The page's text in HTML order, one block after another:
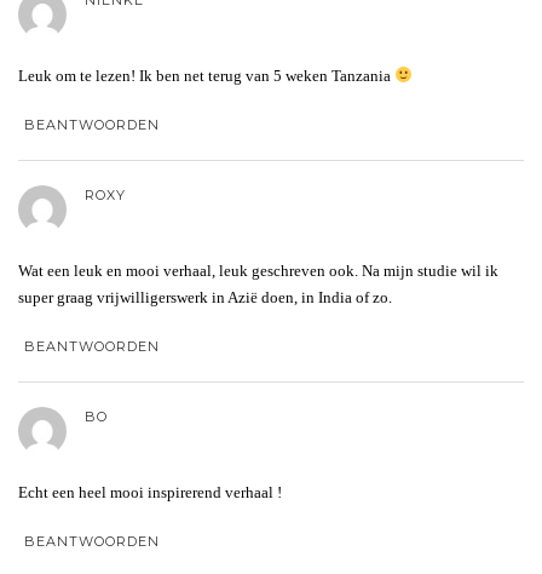
Leuk om te lezen! Ik ben net terug van 5 weken Tanzania
BEANTWOORDEN
ROXY
Wat een leuk en mooi verhaal, leuk geschreven ook. Na mijn studie wil ik
super graag vrijwilligerswerk in Azië doen, in India of zo.
BEANTWOORDEN
BO
Echt een heel mooi inspirerend verhaal !
BEANTWOORDEN